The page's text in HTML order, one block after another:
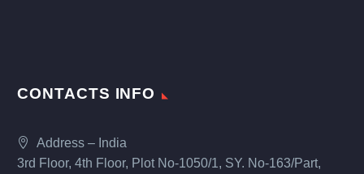
CONTACTS INFO
Address – India
3rd Floor, 4th Floor, Plot No-1050/1, SY. No-163/Part,